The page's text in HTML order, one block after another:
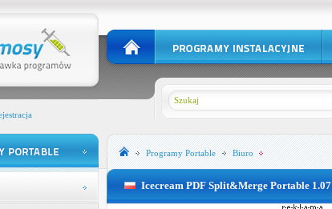
Programy Portable Biuro
Icecream PDF Split&Merge Portable 1.07